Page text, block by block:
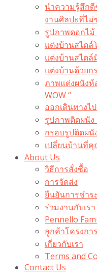
นำความรู้สึก
งานศิลปะที่ไม่
รูปภาพดอกไ
แต่งบ้านสไตล์
แต่งบ้านสไต
แต่งบ้านด้วยก
ภาพแต่งผนังห้
WOW “
ออกเดินทางไ
รูปภาพติดผนั
กรอบรูปติดผนั
เปลี่ยนบ้านที่
About Us
วิธีการสั่งซื้อ
การจัดส่ง
ยืนยันการชำร
ร่วมงานกับเรา
Pennello
ลูกค้าโครงการ
เกี่ยวกับเรา
Terms and
Contact Us